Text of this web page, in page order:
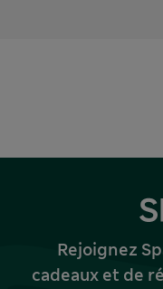
Rejoignez
cadeaux et de